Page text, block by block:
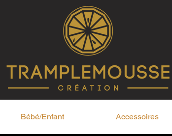
Bébé/Enfant Accessoires